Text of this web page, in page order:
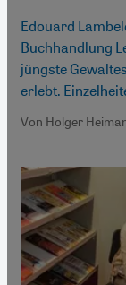
Edouard
Buchhandlung
jüngste
erlebt.
Von Holger